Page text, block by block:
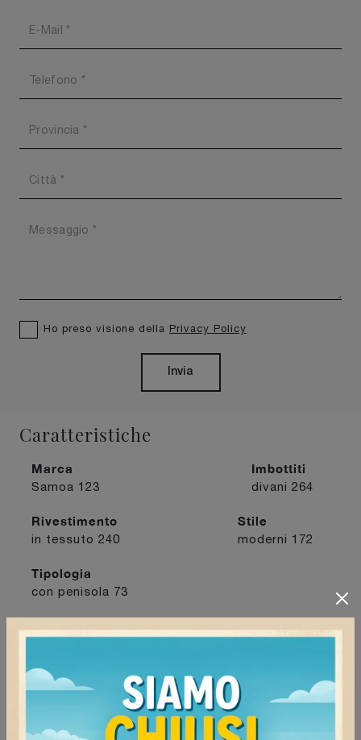
Ho preso visione della Privacy Policy
Invia
Caratteristiche
Marca
Samoa 123
Imbottiti
divani 264
Rivestimento
in tessuto 240
Stile
moderni 172
Tipologia
con penisola 73
Continua a navigare